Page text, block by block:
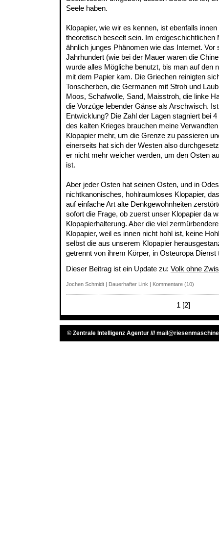
Seele haben.
Klopapier, wie wir es kennen, ist ebenfalls
theoretisch beseelt sein. Im erdgeschichtlichen
ähnlich junges Phänomen wie das Internet. Vor
Jahrhundert (wie bei der Mauer waren die
wurde alles Mögliche benutzt, bis man auf den
mit dem Papier kam. Die Griechen reinigten
Tonscherben, die Germanen mit Stroh und
Moos, Schafwolle, Sand, Maisstroh, die linke
die Vorzüge lebender Gänse als Arschwisch.
Entwicklung? Die Zahl der Lagen stagniert bei
des kalten Krieges brauchen meine
Klopapier mehr, um die Grenze zu passieren
einerseits hat sich der Westen also
er nicht mehr weicher werden, um den Osten
ist.
Aber jeder Osten hat seinen Osten, und in
nichtkanonisches, hohlraumloses Klopapier,
auf einfache Art alte Denkgewohnheiten
sofort die Frage, ob zuerst unser Klopapier da
Klopapierhalterung. Aber die viel
Klopapier, weil es innen nicht hohl ist, keine
selbst die aus unserem Klopapier
getrennt von ihrem Körper, in Osteuropa Dienst
Dieser Beitrag ist ein Update zu: Volk ohne
Jochen Schmidt | Dauerhafter Link | Kommentare (10)
1 [2]
© Zentrale Intelligenz Agentur ///